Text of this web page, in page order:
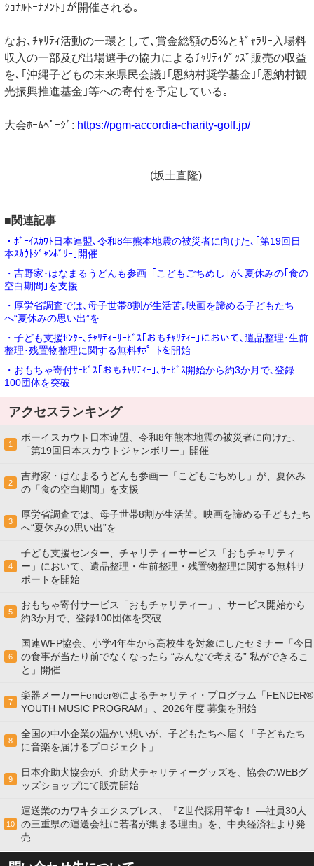
ｼｮﾅﾙﾄｰﾅﾒﾝﾄ｣が開催される｡
なお､ﾁｬﾘﾃｨ活動の一環として､賞金総額の5%とｷﾞｬﾗﾘｰ入場料
収入の一部及び出場選手の協力によるﾁｬﾘﾃｨｸﾞｯｽﾞ販売の収益
を､｢沖縄子どもの未来県民会議｣｢恩納村奨学基金｣｢恩納村観
光振興推進基金｣等への寄付を予定している｡
大会ﾎｰﾑﾍﾟｰｼﾞ: https://pgm-accordia-charity-golf.jp/
(坂土直隆)
■関連記事
・ﾎﾞｰｲｽｶｳﾄ日本連盟､令和8年熊本地震の被災者に向けた､｢第19回日
本ｽｶｳﾄｼﾞｬﾝﾎﾞﾘｰ｣開催
・吉野家･はなまるうどんも参画ｰ｢こどもごちめし｣が､夏休みの｢食の
空白期間｣を支援
・厚労省調査では､母子世帯8割が生活苦｡映画を諦める子どもたち
へ“夏休みの思い出”を
・子ども支援ｾﾝﾀｰ､ﾁｬﾘﾃｨｰｻｰﾋﾞｽ｢おもﾁｬﾘﾃｨｰ｣において､遺品整理･生前
整理･残置物整理に関する無料ｻﾎﾟｰﾄを開始
・おもちゃ寄付ｻｰﾋﾞｽ｢おもﾁｬﾘﾃｨｰ｣､ｻｰﾋﾞｽ開始から約3か月で､登録
100団体を突破
アクセスランキング
1
ボーイスカウト日本連盟、令和8年熊本地震の被災者に向けた、
「第19回日本スカウトジャンボリー」開催
2
吉野家・はなまるうどんも参画ー「こどもごちめし」が、夏休み
の「食の空白期間」を支援
3
厚労省調査では、母子世帯8割が生活苦。映画を諦める子どもたち
へ“夏休みの思い出”を
4
子ども支援センター、チャリティーサービス「おもチャリティ
ー」において、遺品整理・生前整理・残置物整理に関する無料サ
ポートを開始
5
おもちゃ寄付サービス「おもチャリティー」、サービス開始から
約3か月で、登録100団体を突破
6
国連WFP協会、小学4年生から高校生を対象にしたセミナー「今日
の食事が当たり前でなくなったら “みんなで考える” 私ができるこ
と」開催
7
楽器メーカーFender®によるチャリティ・プログラム「FENDER®︎
YOUTH MUSIC PROGRAM」、2026年度 募集を開始
8
全国の中小企業の温かい想いが、子どもたちへ届く「子どもたち
に音楽を届けるプロジェクト」
9
日本介助犬協会が、介助犬チャリティーグッズを、協会のWEBグ
ッズショップにて販売開始
10
運送業のカワキタエクスプレス、『Z世代採用革命！ ―社員30人
の三重県の運送会社に若者が集まる理由』を、中央経済社より発
売